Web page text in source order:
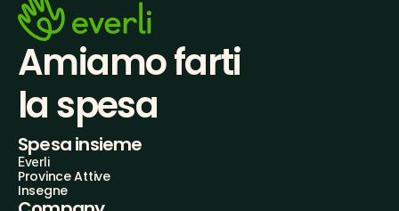
Amiamo farti
la spesa
Spesa insieme
Everli
Province Attive
Insegne